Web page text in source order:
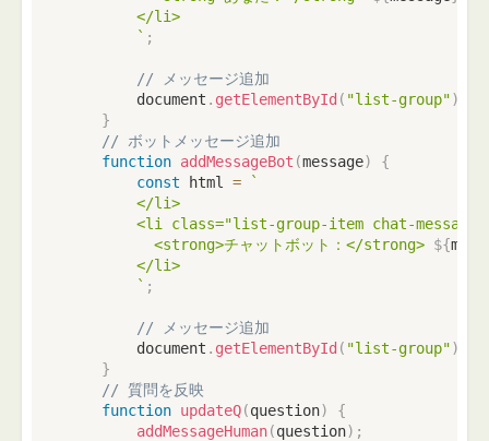
        </li>
` ;
// メッセージ追加
        document
. getElementById ( "list-group")
}
// ボットメッセージ追加
function addMessageBot (message)
{
const html =
`
        </li>
<li class="list-group-item chat-message
          <strong>チャットボット：</strong>
${
        </li>
` ;
// メッセージ追加
        document
. getElementById ( "list-group")
}
// 質問を反映
function updateQ(question)
{
addMessageHuman(question) ;